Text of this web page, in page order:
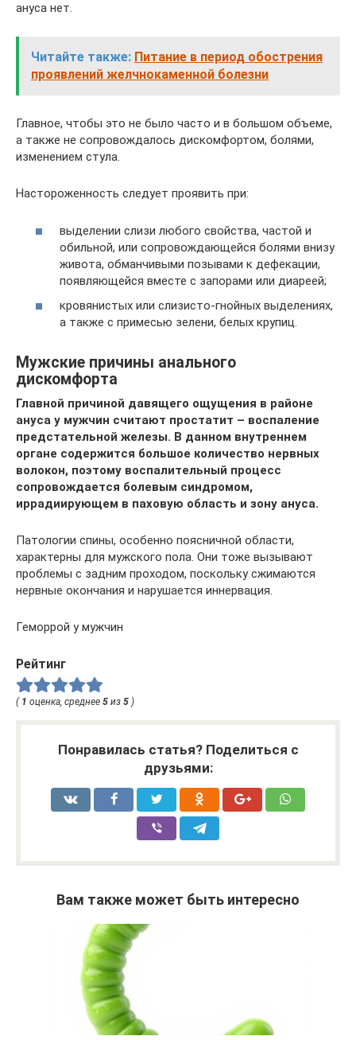
ануса нет.
Читайте также: Питание в период обострения
проявлений желчнокаменной болезни
Главное, чтобы это не было часто и в большом объеме,
а также не сопровождалось дискомфортом, болями,
изменением стула.
Настороженность следует проявить при:
выделении слизи любого свойства, частой и
обильной, или сопровождающейся болями внизу
живота, обманчивыми позывами к дефекации,
появляющейся вместе с запорами или диареей;
кровянистых или слизисто-гнойных выделениях,
а также с примесью зелени, белых крупиц.
Мужские причины анального
дискомфорта
Главной причиной давящего ощущения в районе
ануса у мужчин считают простатит – воспаление
предстательной железы. В данном внутреннем
органе содержится большое количество нервных
волокон, поэтому воспалительный процесс
сопровождается болевым синдромом,
иррадиирующем в паховую область и зону ануса.
Патологии спины, особенно поясничной области,
характерны для мужского пола. Они тоже вызывают
проблемы с задним проходом, поскольку сжимаются
нервные окончания и нарушается иннервация.
Геморрой у мужчин
Рейтинг
( 1 оценка, среднее 5 из 5 )
Понравилась статья? Поделиться с
друзьями:
Вам также может быть интересно